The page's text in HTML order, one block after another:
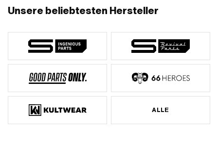
Unsere beliebtesten Hersteller
ALLE